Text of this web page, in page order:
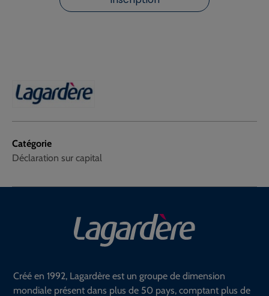
Catégorie
Déclaration sur capital
Créé en 1992, Lagardère est un groupe de dimension
mondiale présent dans plus de 50 pays, comptant plus de